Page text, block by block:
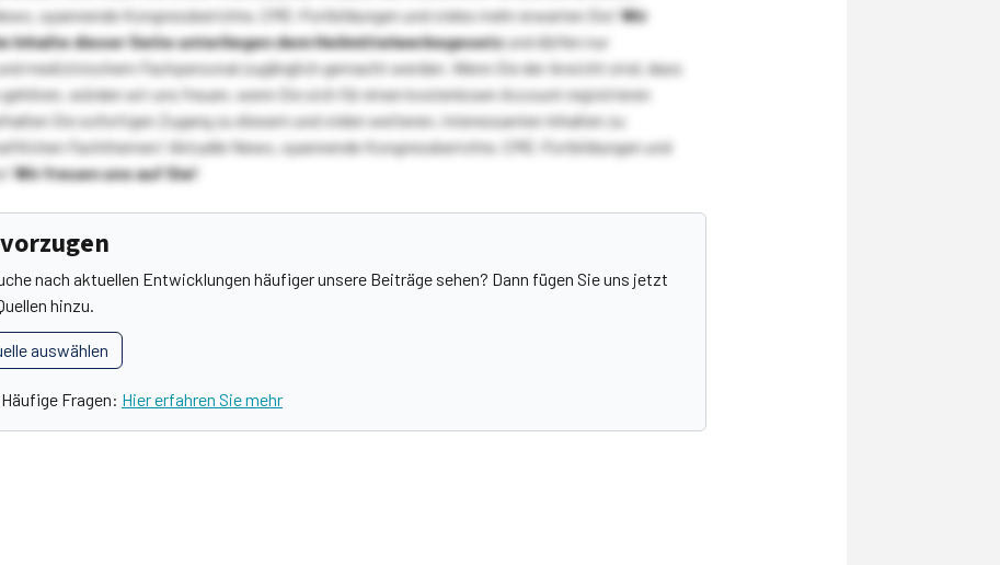
spannende Kongressberichte, CME-Fortbildungen und vieles mehr erwarten Sie!Wir
Inhalte dieser Seite unterliegen dem Heilmittelwerbegesetzund dürfen nur
medizinischem Fachpersonal zugänglich gemacht werden. Wenn Sie der Ansicht sind, dass
gehören, würden wir uns freuen, wenn Sie sich für einen kostenlosen Account registrieren
Sie sofortigen Zugang zu diesem und vielen weiteren, interessanten Inhalten zu
Fachthemen! Aktuelle News, spannende Kongressberichte, CME-Fortbildungen und
Wir freuen uns auf Sie!
nach aktuellen Entwicklungen häufiger unsere Beiträge sehen? Dann fügen Sie uns jetzt
hinzu.
auswählen
Fragen: Hier erfahren Sie mehr